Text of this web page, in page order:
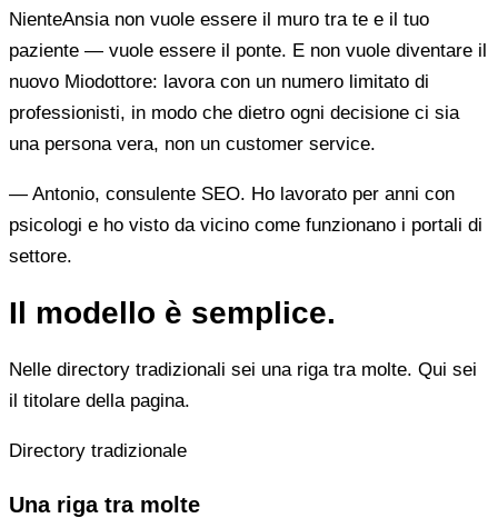
NienteAnsia non vuole essere il muro tra te e il tuo
paziente — vuole essere il ponte. E non vuole diventare il
nuovo Miodottore: lavora con un numero limitato di
professionisti, in modo che dietro ogni decisione ci sia
una persona vera, non un customer service.
— Antonio, consulente SEO. Ho lavorato per anni con
psicologi e ho visto da vicino come funzionano i portali di
settore.
Il modello è semplice.
Nelle directory tradizionali sei una riga tra molte. Qui sei
il titolare della pagina.
Directory tradizionale
Una riga tra molte